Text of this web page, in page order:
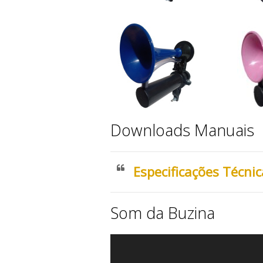
Downloads Manuais
Especificações
Som da Buzina